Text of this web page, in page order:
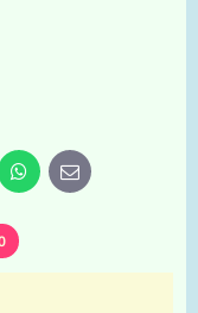
WhatsApp
E-
mail